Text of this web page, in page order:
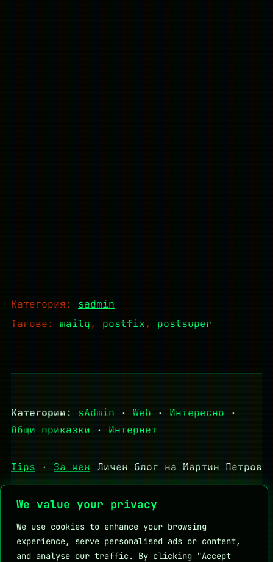
We value your privacy
We use cookies to enhance your browsing
experience, serve personalised ads or content,
and analyse our traffic. By clicking "Accept
Категория: sadmin
Тагове: mailq, postfix, postsuper
Категории: sAdmin · Web · Интересно ·
Общи приказки · Интернет
Tips · За мен Личен блог на Мартин Петров
Полезни връзки: DHStudio
KapkaMed
Личен блог на Мартин Петров